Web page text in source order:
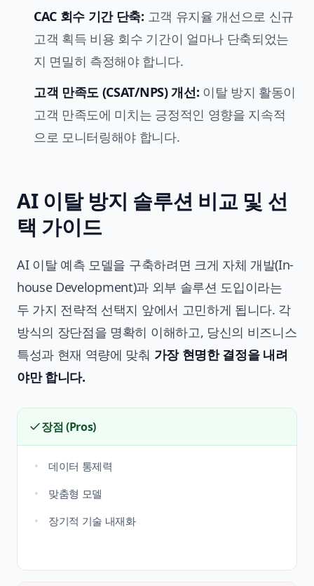
CAC 회수 기간 단축: 고객 유지율 개선으로 신규
고객 획득 비용 회수 기간이 얼마나 단축되었는
지 면밀히 측정해야 합니다.
고객 만족도 (CSAT/NPS) 개선: 이탈 방지 활동이
고객 만족도에 미치는 긍정적인 영향을 지속적
으로 모니터링해야 합니다.
AI 이탈 방지 솔루션 비교 및 선
택 가이드
AI 이탈 예측 모델을 구축하려면 크게 자체 개발(In-
house Development)과 외부 솔루션 도입이라는
두 가지 전략적 선택지 앞에서 고민하게 됩니다. 각
방식의 장단점을 명확히 이해하고, 당신의 비즈니스
특성과 현재 역량에 맞춰 가장 현명한 결정을 내려
야만 합니다.
장점 (Pros)
데이터 통제력
맞춤형 모델
장기적 기술 내재화